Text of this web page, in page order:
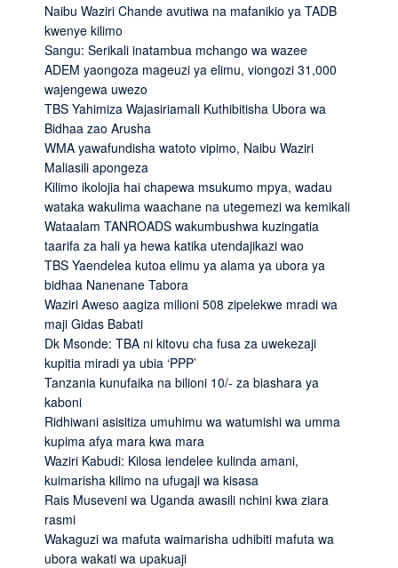
Naibu Waziri Chande avutiwa na mafanikio ya TADB
kwenye kilimo
Sangu: Serikali inatambua mchango wa wazee
ADEM yaongoza mageuzi ya elimu, viongozi 31,000
wajengewa uwezo
TBS Yahimiza Wajasiriamali Kuthibitisha Ubora wa
Bidhaa zao Arusha
WMA yawafundisha watoto vipimo, Naibu Waziri
Maliasili apongeza
Kilimo ikolojia hai chapewa msukumo mpya, wadau
wataka wakulima waachane na utegemezi wa kemikali
Wataalam TANROADS wakumbushwa kuzingatia
taarifa za hali ya hewa katika utendajikazi wao
TBS Yaendelea kutoa elimu ya alama ya ubora ya
bidhaa Nanenane Tabora
Waziri Aweso aagiza milioni 508 zipelekwe mradi wa
maji Gidas Babati
Dk Msonde: TBA ni kitovu cha fusa za uwekezaji
kupitia miradi ya ubia ‘PPP’
Tanzania kunufaika na bilioni 10/- za biashara ya
kaboni
Ridhiwani asisitiza umuhimu wa watumishi wa umma
kupima afya mara kwa mara
Waziri Kabudi: Kilosa iendelee kulinda amani,
kuimarisha kilimo na ufugaji wa kisasa
Rais Museveni wa Uganda awasili nchini kwa ziara
rasmi
Wakaguzi wa mafuta waimarisha udhibiti mafuta wa
ubora wakati wa upakuaji